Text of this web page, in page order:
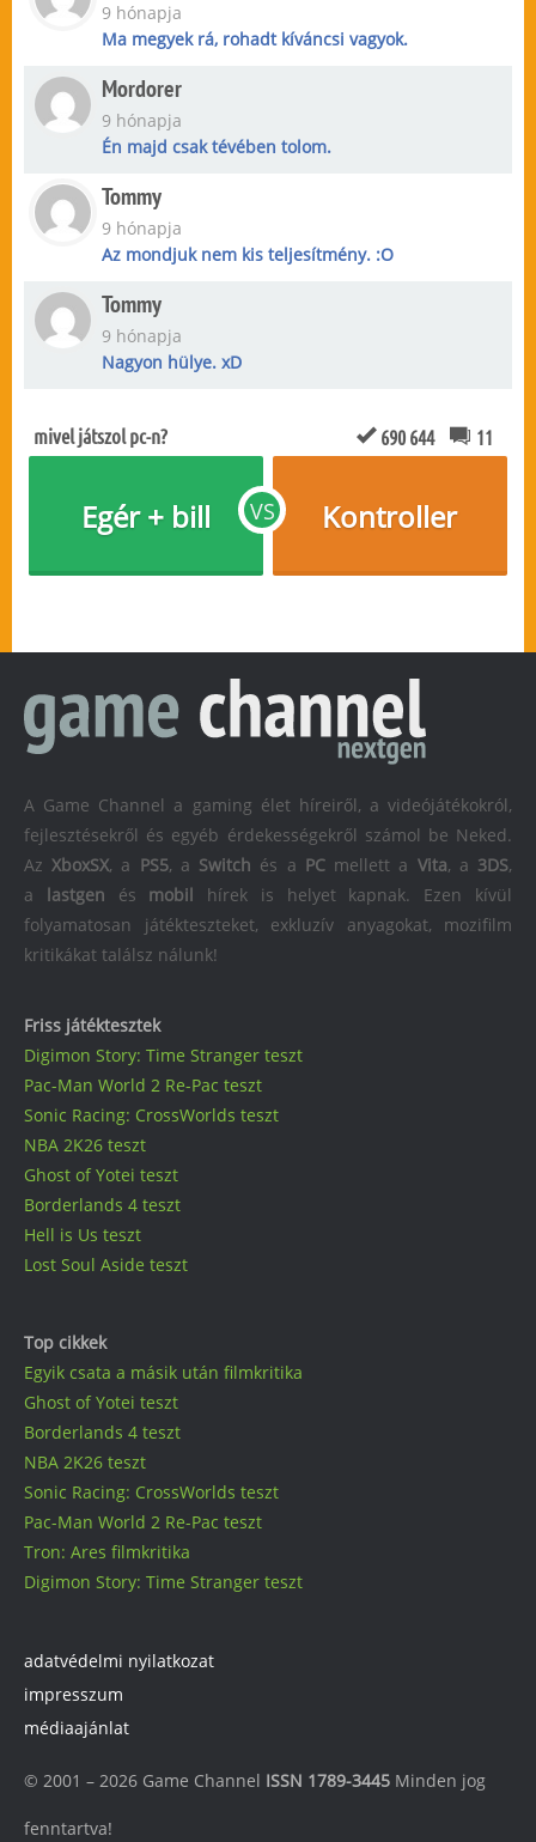
9 hónapja
Ma megyek rá, rohadt kíváncsi vagyok.
Mordorer
9 hónapja
Én majd csak tévében tolom.
Tommy
9 hónapja
Az mondjuk nem kis teljesítmény. :O
Tommy
9 hónapja
Nagyon hülye. xD
mivel játszol pc-n? 690 644 11
VS
Egér + bill Kontroller
Friss játéktesztek
Digimon Story: Time Stranger teszt
Pac-Man World 2 Re-Pac teszt
Sonic Racing: CrossWorlds teszt
NBA 2K26 teszt
Ghost of Yotei teszt
Borderlands 4 teszt
Hell is Us teszt
Lost Soul Aside teszt
Top cikkek
Egyik csata a másik után filmkritika
Ghost of Yotei teszt
Borderlands 4 teszt
NBA 2K26 teszt
Sonic Racing: CrossWorlds teszt
Pac-Man World 2 Re-Pac teszt
Tron: Ares filmkritika
Digimon Story: Time Stranger teszt
A Game Channel a gaming élet híreiről, a videójátékokról,
fejlesztésekről és egyéb érdekességekről számol be Neked.
AzXboxSX, a PS5, a Switch és a PCmellett a Vita, a 3DS,
a lastgen és mobil hírek is helyet kapnak. Ezen kívül
folyamatosan játékteszteket, exkluzív anyagokat, mozifilm
kritikákat találsz nálunk!
adatvédelmi nyilatkozat
impresszum
médiaajánlat
© 2001 – 2026 Game Channel ISSN 1789-3445 Minden jog
fenntartva!